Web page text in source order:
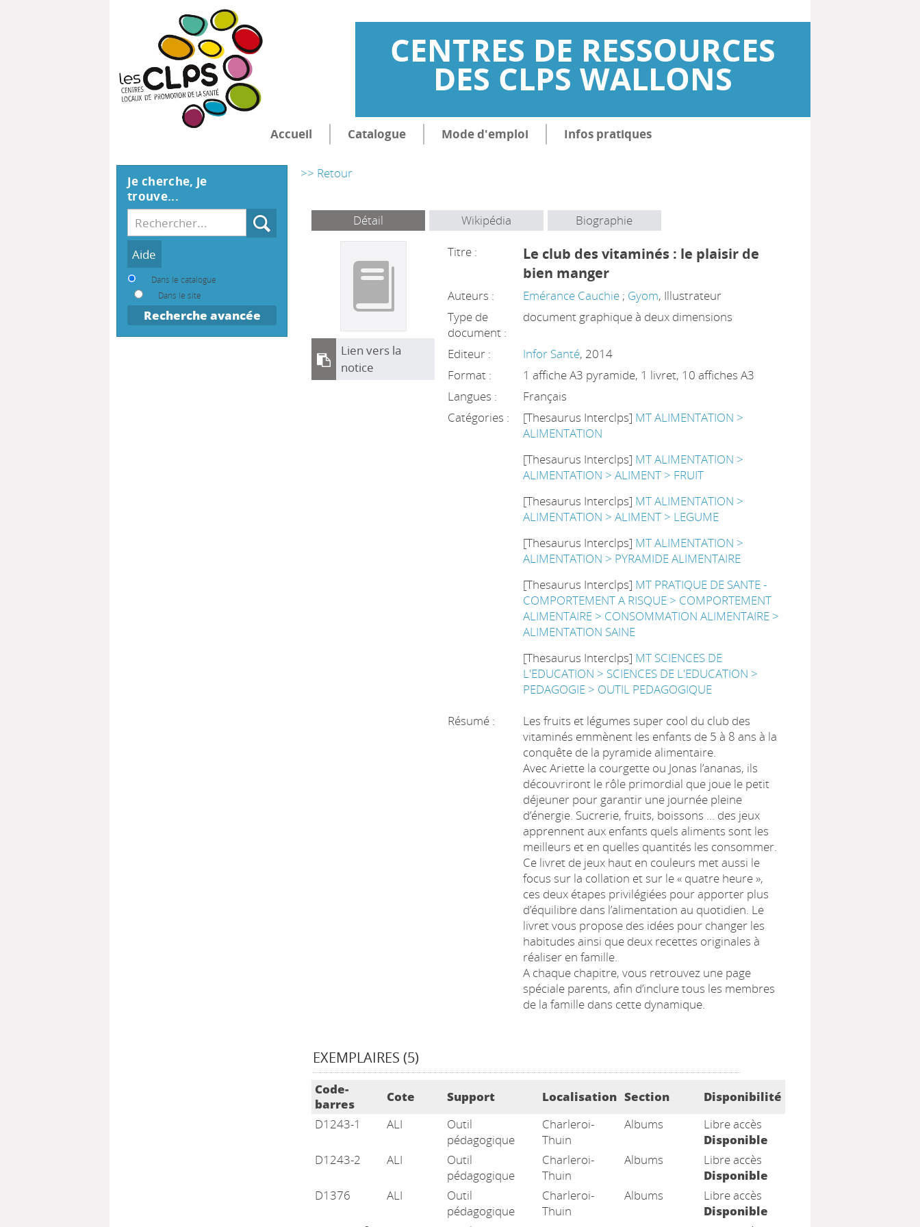
CENTRES DE RESSOURCES
DES CLPS WALLONS
Accueil Catalogue Mode d'emploi Infos pratiques
>> Retour
Détail Wikipédia Biographie
Lien vers la
notice
Titre :
Le club des vitaminés : le plaisir de
bien manger
Auteurs : Emérance Cauchie ; Gyom, Illustrateur
Type de
document :
document graphique à deux dimensions
Editeur : Infor Santé, 2014
Format :
1 affiche A3 pyramide, 1 livret, 10 affiches A3
Langues :
Français
Catégories :
[Thesaurus Interclps] MT ALIMENTATION >
ALIMENTATION
[Thesaurus Interclps] MT ALIMENTATION >
ALIMENTATION > ALIMENT > FRUIT
[Thesaurus Interclps] MT ALIMENTATION >
ALIMENTATION > ALIMENT > LEGUME
[Thesaurus Interclps] MT ALIMENTATION >
ALIMENTATION > PYRAMIDE ALIMENTAIRE
[Thesaurus Interclps] MT PRATIQUE DE SANTE -
COMPORTEMENT A RISQUE > COMPORTEMENT
ALIMENTAIRE > CONSOMMATION ALIMENTAIRE >
ALIMENTATION SAINE
[Thesaurus Interclps] MT SCIENCES DE
L'EDUCATION > SCIENCES DE L'EDUCATION >
PEDAGOGIE > OUTIL PEDAGOGIQUE
Résumé :
Les fruits et légumes super cool du club des
vitaminés emmènent les enfants de 5 à 8 ans à la
conquête de la pyramide alimentaire.
Avec Ariette la courgette ou Jonas l’ananas, ils
découvriront le rôle primordial que joue le petit
déjeuner pour garantir une journée pleine
d’énergie. Sucrerie, fruits, boissons … des jeux
apprennent aux enfants quels aliments sont les
meilleurs et en quelles quantités les consommer.
Ce livret de jeux haut en couleurs met aussi le
focus sur la collation et sur le « quatre heure »,
ces deux étapes privilégiées pour apporter plus
d’équilibre dans l’alimentation au quotidien. Le
livret vous propose des idées pour changer les
habitudes ainsi que deux recettes originales à
réaliser en famille.
A chaque chapitre, vous retrouvez une page
spéciale parents, afin d’inclure tous les membres
de la famille dans cette dynamique.
EXEMPLAIRES (5)
Liste des exemplaires
Code-
barres
Cote Support Localisation Section
Disponibilité
D1243-1
ALI
Outil
pédagogique
Charleroi-
Thuin
Albums
Libre accès
Disponible
D1243-2
ALI
Outil
pédagogique
Charleroi-
Thuin
Albums
Libre accès
Disponible
D1376
ALI
Outil
pédagogique
Charleroi-
Thuin
Albums
Libre accès
Disponible
Je cherche, je
trouve...
Recherche
Dans le catalogue
Dans le site
Recherche avancée